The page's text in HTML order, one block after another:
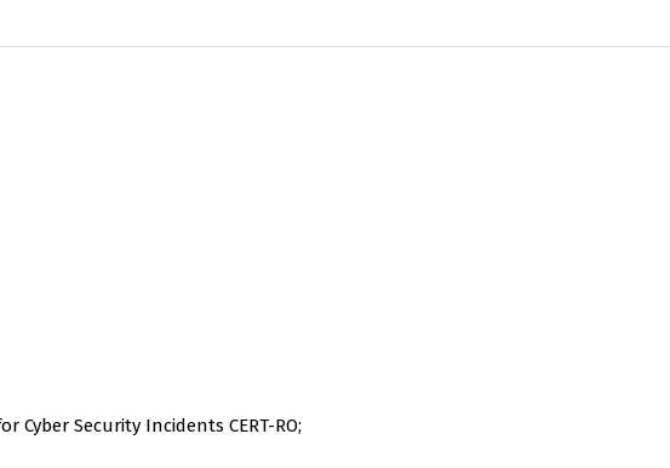
Security Incidents CERT-RO;